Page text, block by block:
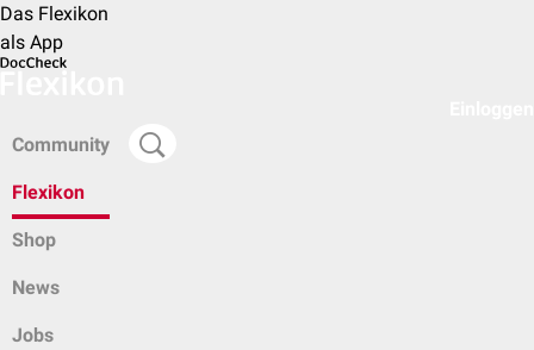
Das Flexikon
als App
Community
Flexikon
Shop
News
Jobs